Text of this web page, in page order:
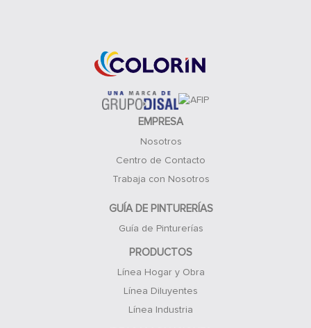
EMPRESA
Nosotros
Centro de Contacto
Trabaja con Nosotros
GUÍA DE PINTURERÍAS
Guía de Pinturerías
PRODUCTOS
Línea Hogar y Obra
Línea Diluyentes
Línea Industria